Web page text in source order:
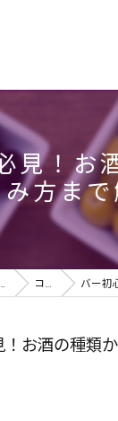
見！お
み方まで
東京都西葛西のバーならPUB & BAR Lien コラム バー初心者
お酒の種類